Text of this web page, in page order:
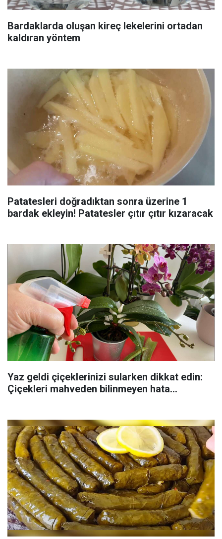
Bardaklarda oluşan kireç lekelerini ortadan
kaldıran yöntem
Patatesleri doğradıktan sonra üzerine 1
bardak ekleyin! Patatesler çıtır çıtır kızaracak
Yaz geldi çiçeklerinizi sularken dikkat edin:
Çiçekleri mahveden bilinmeyen hata...